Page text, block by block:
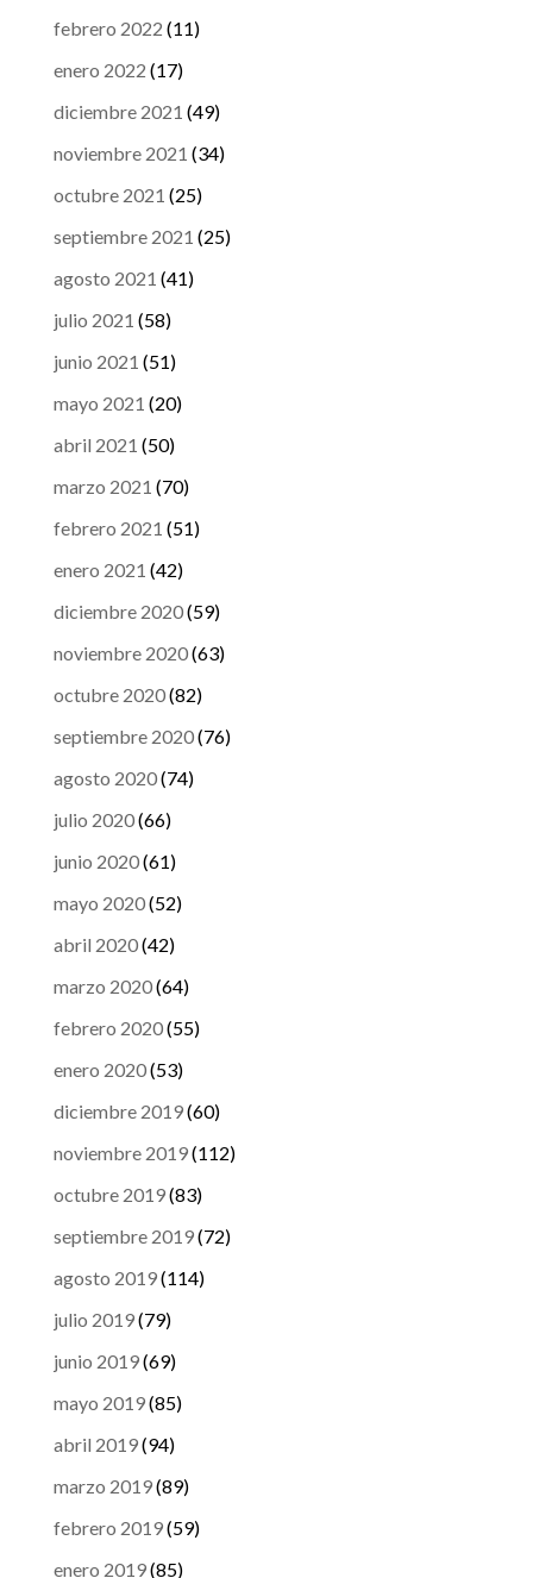
febrero 2022 (11)
enero 2022 (17)
diciembre 2021 (49)
noviembre 2021 (34)
octubre 2021 (25)
septiembre 2021 (25)
agosto 2021 (41)
julio 2021 (58)
junio 2021 (51)
mayo 2021 (20)
abril 2021 (50)
marzo 2021 (70)
febrero 2021 (51)
enero 2021 (42)
diciembre 2020(59)
noviembre 2020(63)
octubre 2020(82)
septiembre 2020(76)
agosto 2020(74)
julio 2020(66)
junio 2020(61)
mayo 2020(52)
abril 2020(42)
marzo 2020(64)
febrero 2020(55)
enero 2020(53)
diciembre 2019(60)
noviembre 2019(112)
octubre 2019(83)
septiembre 2019(72)
agosto 2019(114)
julio 2019(79)
junio 2019(69)
mayo 2019(85)
abril 2019(94)
marzo 2019(89)
febrero 2019(59)
enero 2019(85)